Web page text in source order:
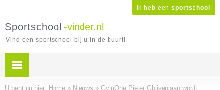
Ik heb een sportschool
Sportschool -vinder.nl
Vind een sportschool bij u in de buurt!
U bent nu hier: Home » Nieuws » GymOne Pieter Ghijsenlaan wordt